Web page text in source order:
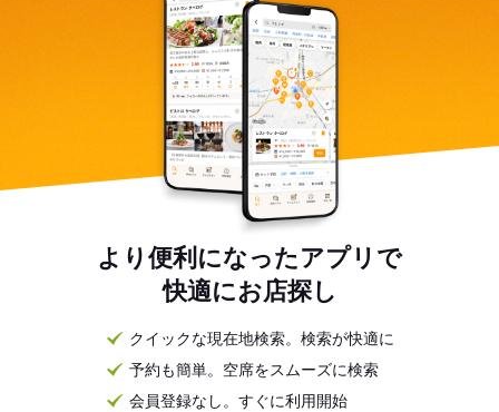
より便利になったアプリで
快適にお店探し
クイックな現在地検索。検索が快適に
予約も簡単。空席をスムーズに検索
会員登録なし。すぐに利用開始